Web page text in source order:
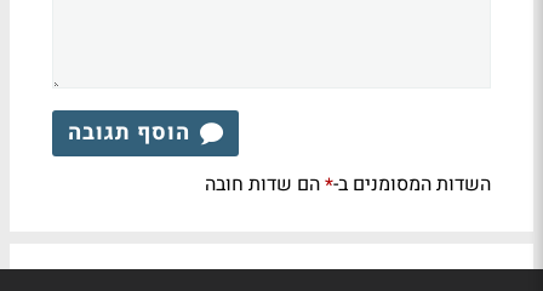
הוסף תגובה
השדות המסומנים ב-*הם שדות חובה